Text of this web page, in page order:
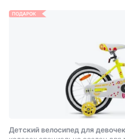
ПОДАРОК
Детский велосипед для